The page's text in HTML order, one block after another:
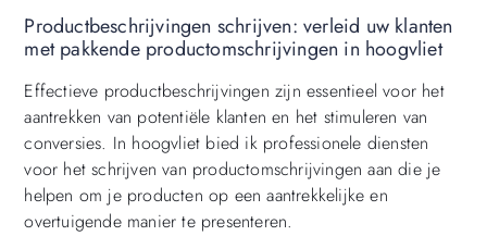
Productbeschrijvingen schrijven: verleid uw klanten
met pakkende productomschrijvingen in hoogvliet
Effectieve productbeschrijvingen zijn essentieel voor het
aantrekken van potentiële klanten en het stimuleren van
conversies. In hoogvliet bied ik professionele diensten
voor het schrijven van productomschrijvingen aan die je
helpen om je producten op een aantrekkelijke en
overtuigende manier te presenteren.